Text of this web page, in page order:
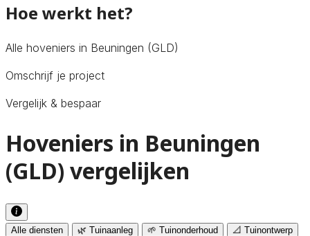
Hoe werkt het?
Alle hoveniers in Beuningen (GLD)
Omschrijf je project
Vergelijk & bespaar
Hoveniers in Beuningen
(GLD) vergelijken
Alle diensten 🌿 Tuinaanleg 🌱 Tuinonderhoud 📐 Tuinontwerp